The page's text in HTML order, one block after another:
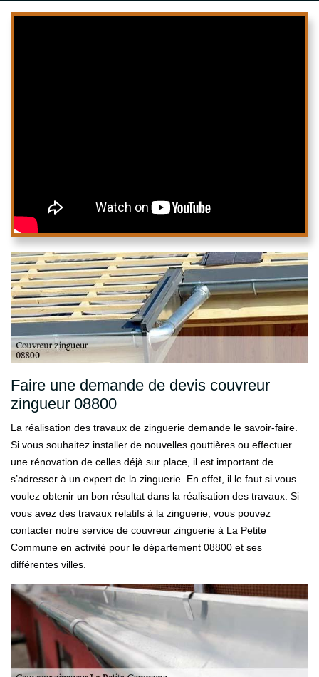
Faire une demande de devis couvreur
zingueur 08800
La réalisation des travaux de zinguerie demande le savoir-faire.
Si vous souhaitez installer de nouvelles gouttières ou effectuer
une rénovation de celles déjà sur place, il est important de
s’adresser à un expert de la zinguerie. En effet, il le faut si vous
voulez obtenir un bon résultat dans la réalisation des travaux. Si
vous avez des travaux relatifs à la zinguerie, vous pouvez
contacter notre service de couvreur zinguerie à La Petite
Commune en activité pour le département 08800 et ses
différentes villes.